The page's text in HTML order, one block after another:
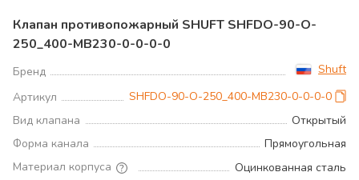
Клапан противопожарный SHUFT SHFDO-90-O-
250_400-MB230-0-0-0-0
Бренд
Shuft
Артикул
SHFDO-90-O-250_400-MB230-0-0-0-0
Вид клапана
Открытый
Форма канала
Прямоугольная
Материал корпуса
Оцинкованная сталь